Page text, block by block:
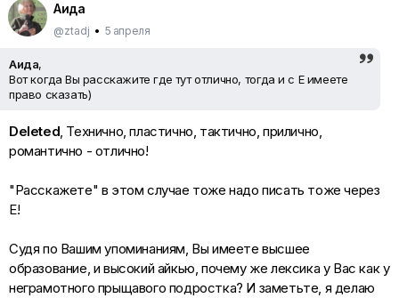
Аида
@ztadj • 5 апреля
Аида,
Вот когда Вы расскажите где тут отлично, тогда и с Е имеете
право сказать)
Deleted, Технично, пластично, тактично, прилично,
романтично - отлично!
"Расскажете" в этом случае тоже надо писать тоже через
Е!
Судя по Вашим упоминаниям, Вы имеете высшее
образование, и высокий айкью, почему же лексика у Вас как у
неграмотного прыщавого подростка? И заметьте, я делаю